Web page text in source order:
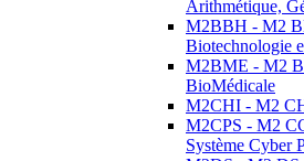
Arithmétique,
M2BBH - M2
Biotechnologie
M2BME - M2
BioMédicale
M2CHI - M2
M2CPS - M2
Système Cyber